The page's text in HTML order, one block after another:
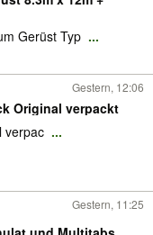
Gerüst Typ ...
Gestern, 12:06
Original verpackt
verpac ...
Gestern, 11:25